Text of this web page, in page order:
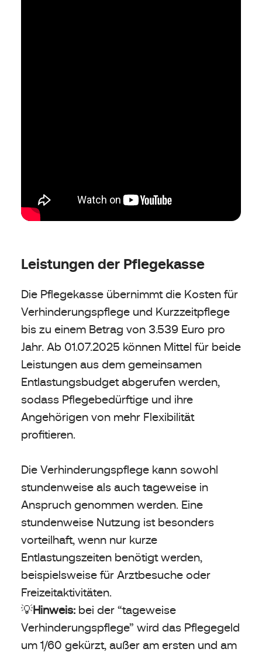
Leistungen der Pflegekasse
Die Pflegekasse übernimmt die Kosten für
Verhinderungspflege und Kurzzeitpflege
bis zu einem Betrag von 3.539 Euro pro
Jahr. Ab 01.07.2025 können Mittel für beide
Leistungen aus dem gemeinsamen
Entlastungsbudget abgerufen werden,
sodass Pflegebedürftige und ihre
Angehörigen von mehr Flexibilität
profitieren.
Die Verhinderungspflege kann sowohl
stundenweise als auch tageweise in
Anspruch genommen werden. Eine
stundenweise Nutzung ist besonders
vorteilhaft, wenn nur kurze
Entlastungszeiten benötigt werden,
beispielsweise für Arztbesuche oder
Freizeitaktivitäten.
💡Hinweis: bei der “tageweise
Verhinderungspflege” wird das Pflegegeld
um 1/60 gekürzt, außer am ersten und am